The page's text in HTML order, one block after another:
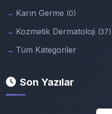
Karın Germe (0)
Kozmetik Dermatoloji (37)
Tüm Kategoriler
Son Yazılar